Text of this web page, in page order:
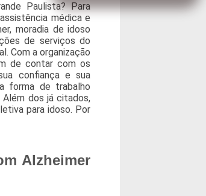
Paulista? Para
médica e
moradia de idoso
de serviços do
Com a organização
de contar com os
confiança e sua
forma de trabalho
dos já citados,
para idoso. Por
Alzheimer